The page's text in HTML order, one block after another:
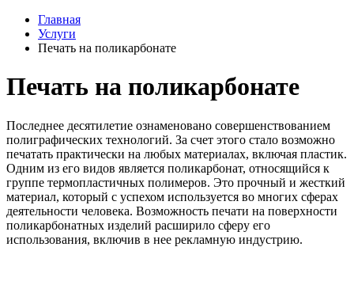
Главная
Услуги
Печать на поликарбонате
Печать на поликарбонате
Последнее десятилетие ознаменовано совершенствованием
полиграфических технологий. За счет этого стало возможно
печатать практически на любых материалах, включая пластик.
Одним из его видов является поликарбонат, относящийся к
группе термопластичных полимеров. Это прочный и жесткий
материал, который с успехом используется во многих сферах
деятельности человека. Возможность печати на поверхности
поликарбонатных изделий расширило сферу его
использования, включив в нее рекламную индустрию.